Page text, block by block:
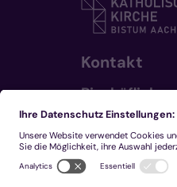
Kontakt
Aachen
+49